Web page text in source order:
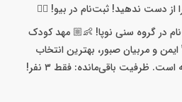
از دست ندهید! ثبت‌نام در بیو! 👆🏻
در گروه سنی نوپا! 👶🏼 مهد کودک
و مربیان صبور، بهترین انتخاب
برای اولین جدایی از خانه است. ظرفیت باقی‌مانده: فقط ۳ نفر!